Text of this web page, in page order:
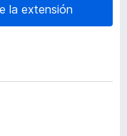
la extensión